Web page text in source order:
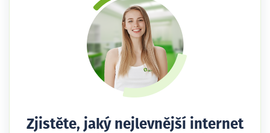
Zjistěte, jaký nejlevnější internet